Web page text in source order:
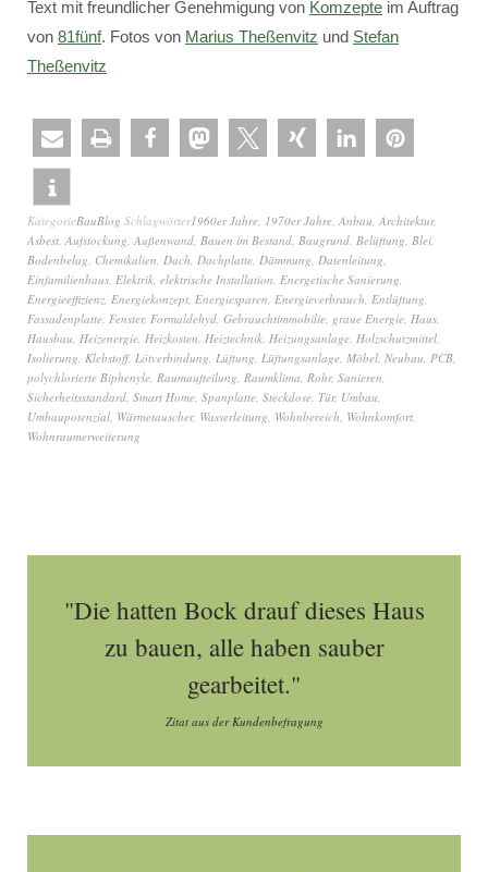
Text mit freundlicher Genehmigung von Komzepte im Auftrag
von 81fünf. Fotos von Marius Theßenvitz und Stefan
Theßenvitz
KategorieBauBlog Schlagwörter1960er Jahre, 1970er Jahre, Anbau, Architektur,
Asbest, Aufstockung, Außenwand, Bauen im Bestand, Baugrund, Belüftung, Blei,
Bodenbelag, Chemikalien, Dach, Dachplatte, Dämmung, Datenleitung,
Einfamilienhaus, Elektrik, elektrische Installation, Energetische Sanierung,
Energieeffizienz, Energiekonzept, Energiesparen, Energieverbrauch, Entlüftung,
Fassadenplatte, Fenster, Formaldehyd, Gebrauchtimmobilie, graue Energie, Haus,
Hausbau, Heizenergie, Heizkosten, Heiztechnik, Heizungsanlage, Holzschutzmittel,
Isolierung, Klebstoff, Lötverbindung, Lüftung, Lüftungsanlage, Möbel, Neubau, PCB,
polychlorierte Biphenyle, Raumaufteilung, Raumklima, Rohr, Sanieren,
Sicherheitsstandard, Smart Home, Spanplatte, Steckdose, Tür, Umbau,
Umbaupotenzial, Wärmetauscher, Wasserleitung, Wohnbereich, Wohnkomfort,
Wohnraumerweiterung
"Die hatten Bock drauf dieses Haus
zu bauen, alle haben sauber
gearbeitet."
Zitat aus der Kundenbefragung